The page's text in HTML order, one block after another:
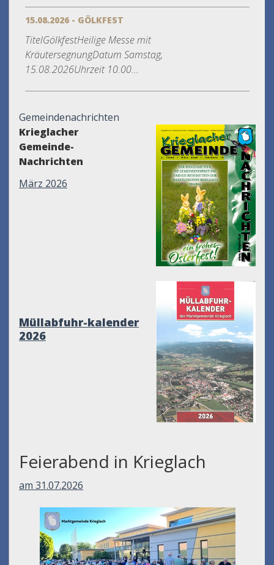
15.08.2026 - GÖLKFEST
TitelGölkfestHeilige Messe mit
KräutersegnungDatum Samstag,
15.08.2026Uhrzeit 10.00...
Gemeindenachrichten
Krieglacher
Gemeinde-
Nachrichten
März 2026
Müllabfuhr-kalender
2026
Feierabend in Krieglach
am 31.07.2026